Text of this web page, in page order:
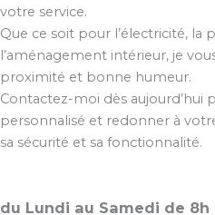
votre service.
Que ce soit pour l’électricité, la
l’aménagement intérieur, je
proximité et bonne humeur.
Contactez-moi dès aujourd’hui
personnalisé et redonner à
sa sécurité et sa fonctionnalité.
du Lundi au Samedi de 8h